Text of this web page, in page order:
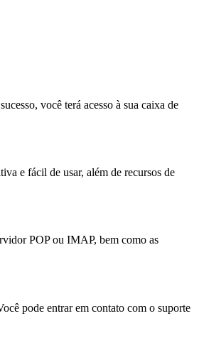
você terá acesso à sua caixa de
e fácil de usar, além de recursos de
POP ou IMAP, bem como as
pode entrar em contato com o suporte